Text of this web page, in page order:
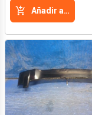
Añadir a la cesta